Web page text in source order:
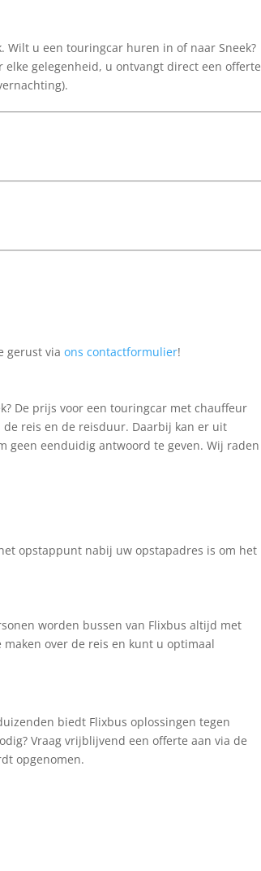
Wilt u een touringcar huren in of naar Sneek?
gelegenheid, u ontvangt direct een offerte
gerust viaons contactformulier!
De prijs voor een touringcar met chauffeur
reis en de reisduur. Daarbij kan er uit
geen eenduidig antwoord te geven. Wij raden
opstappunt nabij uw opstapadres is om het
worden bussen van Flixbus altijd met
over de reis en kunt u optimaal
biedt Flixbus oplossingen tegen
Vraag vrijblijvend een offerte aan via de
opgenomen.